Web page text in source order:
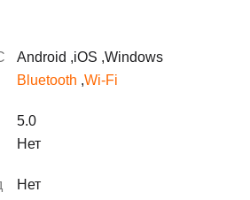
Android ,iOS ,Windows
Bluetooth ,Wi-Fi
5.0
Нет
Нет